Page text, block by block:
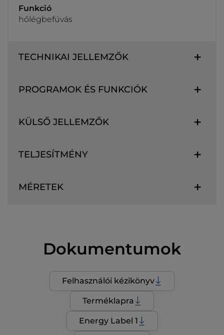
Funkció
hőlégbefúvás
TECHNIKAI JELLEMZŐK
PROGRAMOK ÉS FUNKCIÓK
KÜLSŐ JELLEMZŐK
TELJESÍTMÉNY
MÉRETEK
Dokumentumok
Felhasználói kézikönyv
Terméklapra
Energy Label 1